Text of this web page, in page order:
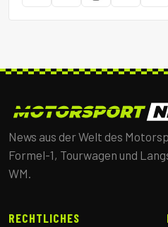
News aus der Welt des
Formel-1, Tourwagen und
WM.
RECHTLICHES